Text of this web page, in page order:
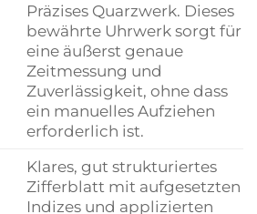
Präzises Quarzwerk. Dieses
bewährte Uhrwerk sorgt für
eine äußerst genaue
Zeitmessung und
Zuverlässigkeit, ohne dass
ein manuelles Aufziehen
erforderlich ist.
Klares, gut strukturiertes
Zifferblatt mit aufgesetzten
Indizes und applizierten